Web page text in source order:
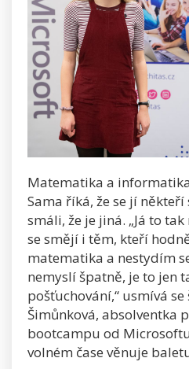
Matematika a
Sama říká, že se jí
smáli, že je jiná. „Já to
se smějí i těm, kteří
matematika a nestydím
nemyslí špatně, je to jen
pošťuchování,“ usmívá
Šimůnková, absolventka
bootcampu od
volném čase věnuje